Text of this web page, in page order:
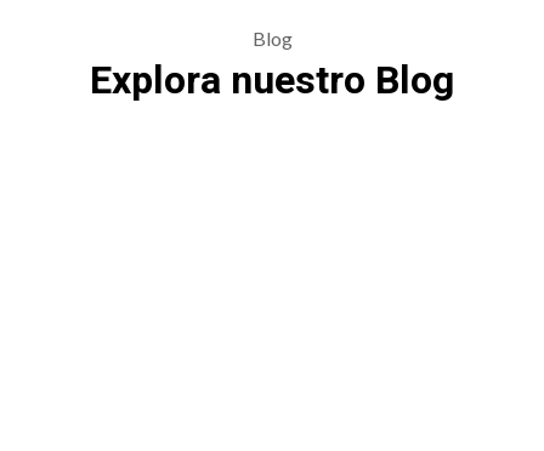
Blog
Explora nuestro Blog